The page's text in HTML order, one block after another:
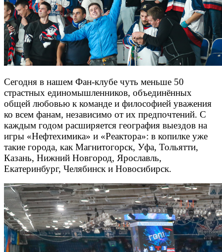
Сегодня в нашем Фан-клубе чуть меньше 50
страстных единомышленников, объединённых
общей любовью к команде и философией уважения
ко всем фанам, независимо от их предпочтений. С
каждым годом расширяется география выездов на
игры «Нефтехимика» и «Реактора»: в копилке уже
такие города, как Магнитогорск, Уфа, Тольятти,
Казань, Нижний Новгород, Ярославль,
Екатеринбург, Челябинск и Новосибирск.